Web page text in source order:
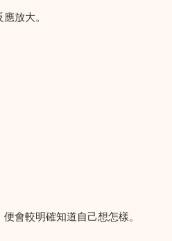
放大。
會較明確知道自己想怎樣。